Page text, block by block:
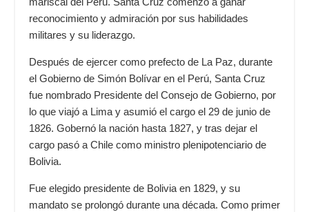
reconocimiento y admiración por sus habilidades
militares y su liderazgo.
Después de ejercer como prefecto de La Paz, durante
el Gobierno de Simón Bolívar en el Perú, Santa Cruz
fue nombrado Presidente del Consejo de Gobierno, por
lo que viajó a Lima y asumió el cargo el 29 de junio de
1826. Gobernó la nación hasta 1827, y tras dejar el
cargo pasó a Chile como ministro plenipotenciario de
Bolivia.
Fue elegido presidente de Bolivia en 1829, y su
mandato se prolongó durante una década. Como primer